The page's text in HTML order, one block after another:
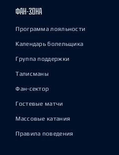
ФАН-ЗОНА
Программа лояльности
Календарь болельщика
Группа поддержки
Талисманы
Фан-сектор
Гостевые матчи
Массовые катания
Правила поведения